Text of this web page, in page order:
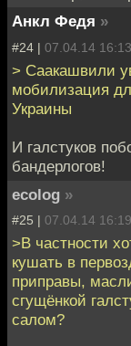
Анкл Федя »
#24 | 07.04.14 16:13
> Саакашвили
мобилизация
Украины
И галстуков
бандерлогов!
ecolog »
#25 | 07.04.14 16:19
>В частности
кушать в
приправы,
сгущёнкой
салом?